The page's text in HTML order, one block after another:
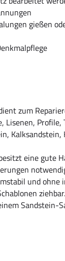
gießen
zum
Profile,
eine gute
und ohne
Sandstein-